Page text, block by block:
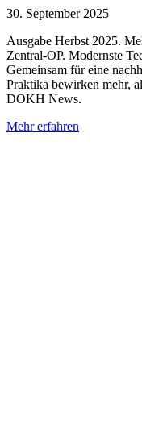
30. September 2025
Ausgabe Herbst 2025.
Zentral-OP. Modernste
Gemeinsam für eine
Praktika bewirken mehr,
DOKH News.
Mehr erfahren